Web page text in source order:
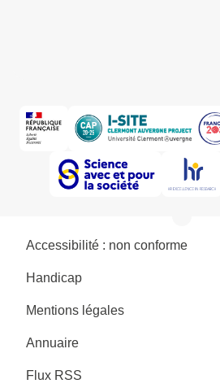
Accessibilité : non conforme
Handicap
Mentions légales
Annuaire
Flux RSS